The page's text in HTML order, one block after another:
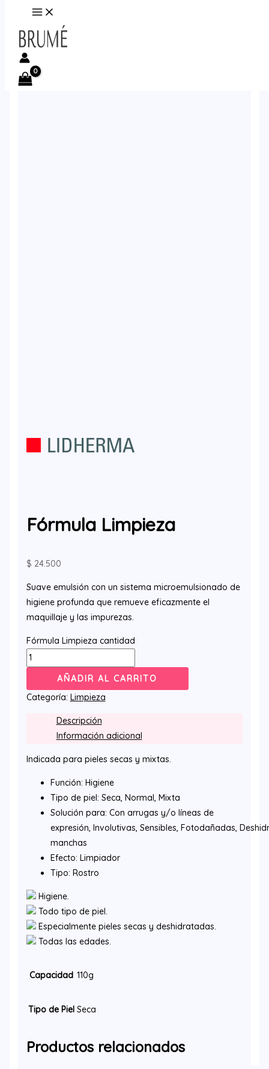
Ir al contenido
Fórmula Limpieza
$ 24.500
Suave emulsión con un sistema microemulsionado de
higiene profunda que remueve eficazmente el
maquillaje y las impurezas.
Fórmula Limpieza cantidad
AÑADIR AL CARRITO
Categoría: Limpieza
Descripción
Información adicional
Indicada para pieles secas y mixtas.
Función: Higiene
Tipo de piel: Seca, Normal, Mixta
Solución para: Con arrugas y/o lí­neas de
expresión, Involutivas, Sensibles, Fotodañadas,
manchas
Efecto: Limpiador
Tipo: Rostro
Higiene.
Todo tipo de piel.
Especialmente pieles secas y deshidratadas.
Todas las edades.
Capacidad 110g
Tipo de Piel Seca
Productos relacionados